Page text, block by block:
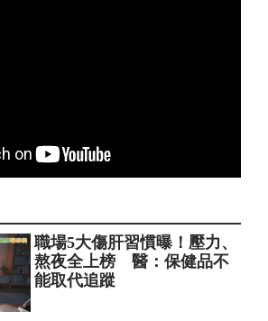
職場5大傷肝習慣曝！壓力、
熬夜全上榜 醫：保健品不
能取代追蹤